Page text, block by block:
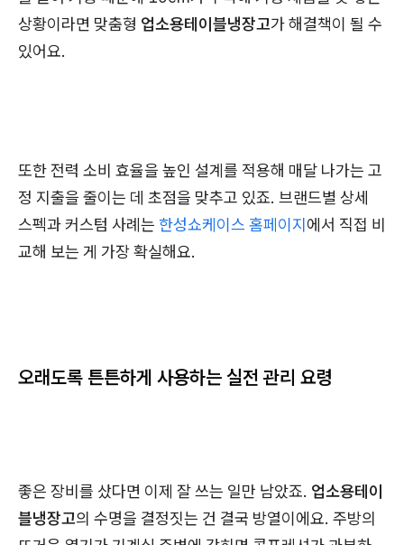
상황이라면 맞춤형 업소용테이블냉장고가 해결책이 될 수
있어요.
또한 전력 소비 효율을 높인 설계를 적용해 매달 나가는 고
정 지출을 줄이는 데 초점을 맞추고 있죠. 브랜드별 상세
스펙과 커스텀 사례는 한성쇼케이스 홈페이지에서 직접 비
교해 보는 게 가장 확실해요.
오래도록 튼튼하게 사용하는 실전 관리 요령
좋은 장비를 샀다면 이제 잘 쓰는 일만 남았죠. 업소용테이
블냉장고의 수명을 결정짓는 건 결국 방열이에요. 주방의